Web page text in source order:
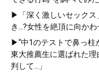
▶「深く激しいセックス
き...?女性を絶頂に向か
▶“中1のテストで鼻っ柱
東大推薦生に選ばれた
判して...」